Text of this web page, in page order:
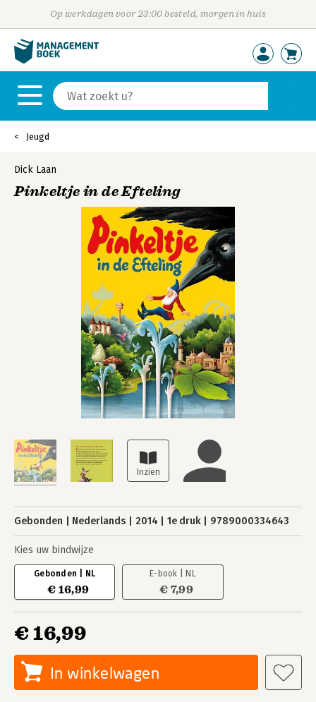
Op werkdagen voor 23:00 besteld, morgen in huis
Jeugd
Dick Laan
Pinkeltje in de Efteling
Gebonden Nederlands 2014 1e druk 9789000334643
Kies uw bindwijze
Gebonden | NL
€ 16,99
E-book | NL
€ 7,99
€ 16,99
In winkelwagen